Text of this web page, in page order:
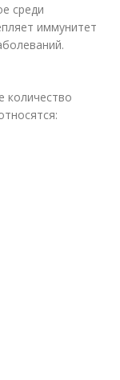
среди
иммунитет
количество